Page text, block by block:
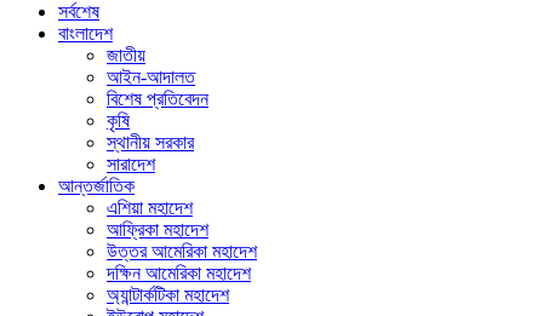
সর্বশেষ
বাংলাদেশ
জাতীয়
আইন-আদালত
বিশেষ প্রতিবেদন
কৃষি
স্থানীয় সরকার
সারাদেশ
আন্তর্জাতিক
এশিয়া মহাদেশ
আফ্রিকা মহাদেশ
উত্তর আমেরিকা মহাদেশ
দক্ষিন আমেরিকা মহাদেশ
অ্যান্টার্কটিকা মহাদেশ